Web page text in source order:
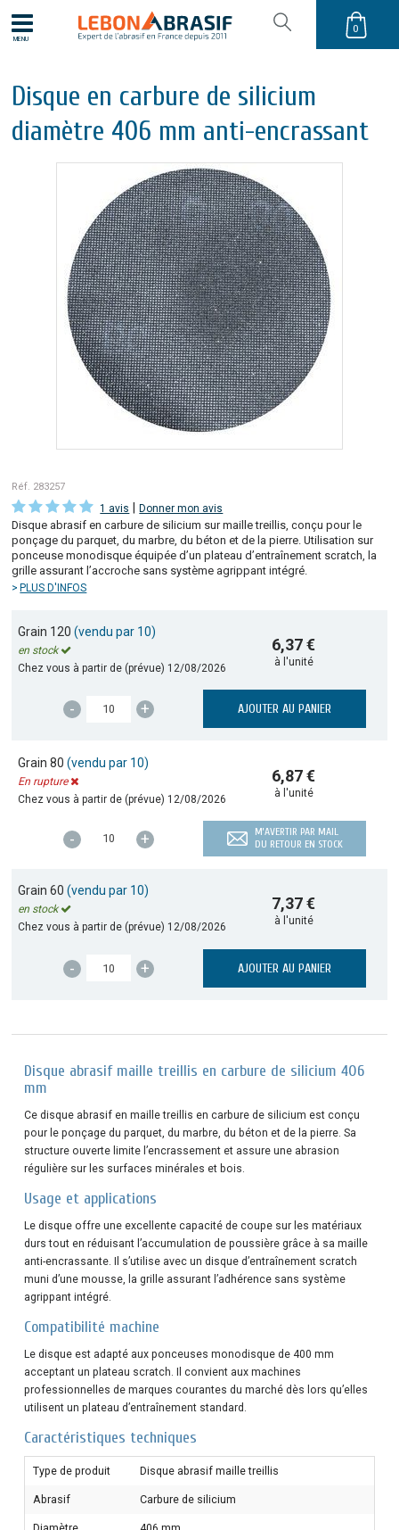
MENU
0
Disque en carbure de silicium
diamètre 406 mm anti-encrassant
Réf. 283257
1 avis |Donner mon avis
Disque abrasif en carbure de silicium sur maille treillis, conçu pour le
ponçage du parquet, du marbre, du béton et de la pierre. Utilisation sur
ponceuse monodisque équipée d’un plateau d’entraînement scratch, la
grille assurant l’accroche sans système agrippant intégré.
PLUS D'INFOS
Grain 120(vendu par 10)
en stock
Chez vous à partir de (prévue) 12/08/2026
6,37 €
à l'unité
- + AJOUTER AU PANIER
Grain 80(vendu par 10)
En rupture
Chez vous à partir de (prévue) 12/08/2026
6,87 €
à l'unité
- +
M’AVERTIR PAR MAIL
DU RETOUR EN STOCK
Grain 60(vendu par 10)
en stock
Chez vous à partir de (prévue) 12/08/2026
7,37 €
à l'unité
- + AJOUTER AU PANIER
Disque abrasif maille treillis en carbure de silicium 406
mm
Ce disque abrasif en maille treillis en carbure de silicium est conçu
pour le ponçage du parquet, du marbre, du béton et de la pierre. Sa
structure ouverte limite l’encrassement et assure une abrasion
régulière sur les surfaces minérales et bois.
Usage et applications
Le disque offre une excellente capacité de coupe sur les matériaux
durs tout en réduisant l’accumulation de poussière grâce à sa maille
anti-encrassante. Il s’utilise avec un disque d’entraînement scratch
muni d’une mousse, la grille assurant l’adhérence sans système
agrippant intégré.
Compatibilité machine
Le disque est adapté aux ponceuses monodisque de 400 mm
acceptant un plateau scratch. Il convient aux machines
professionnelles de marques courantes du marché dès lors qu’elles
utilisent un plateau d’entraînement standard.
Caractéristiques techniques
Type de produit Disque abrasif maille treillis
Abrasif Carbure de silicium
Diamètre 406 mm